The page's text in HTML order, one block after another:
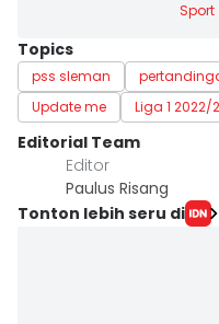
Sport
Topics
pss sleman
Update me
Liga 1 2022/
Editorial Team
Editor
Paulus Risang
Tonton lebih seru di